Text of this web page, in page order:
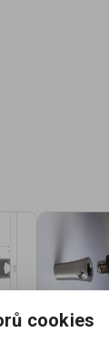
cookies